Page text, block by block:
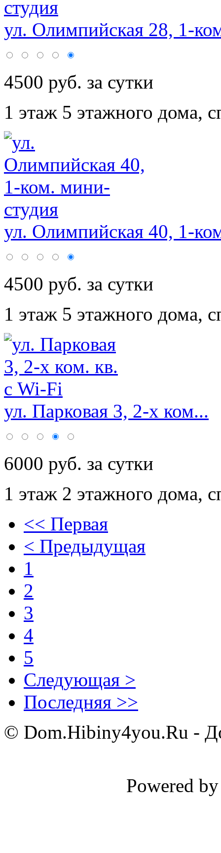
ул. Олимпийская 28, 1-
4500 руб. за сутки
1 этаж 5 этажного дома,
ул. Олимпийская 40, 1-
4500 руб. за сутки
1 этаж 5 этажного дома,
ул. Парковая 3, 2-х ком...
6000 руб. за сутки
1 этаж 2 этажного дома,
<< Первая
< Предыдущая
1
2
3
4
5
Следующая >
Последняя >>
© Dom.Hibiny4you.Ru -
Powered